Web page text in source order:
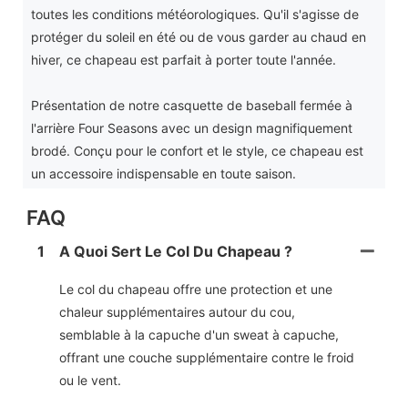
toutes les conditions météorologiques. Qu'il s'agisse de
protéger du soleil en été ou de vous garder au chaud en
hiver, ce chapeau est parfait à porter toute l'année.
Présentation de notre casquette de baseball fermée à
l'arrière Four Seasons avec un design magnifiquement
brodé. Conçu pour le confort et le style, ce chapeau est
un accessoire indispensable en toute saison.
FAQ
1 A Quoi Sert Le Col Du Chapeau ?
Le col du chapeau offre une protection et une
chaleur supplémentaires autour du cou,
semblable à la capuche d'un sweat à capuche,
offrant une couche supplémentaire contre le froid
ou le vent.